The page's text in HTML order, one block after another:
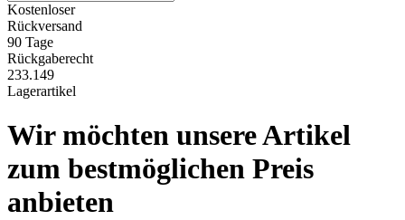
Kostenloser
Rückversand
90 Tage
Rückgaberecht
233.149
Lagerartikel
Wir möchten unsere Artikel
zum bestmöglichen Preis
anbieten